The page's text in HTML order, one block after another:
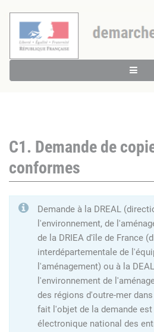
C1. Demande de
conformes
Demande à la DREAL
l'environnement, de
de la DRIEA d'île de France
interdépartementale de
l'aménagement) ou à la
l'environnement de
des régions d'outre-mer
fait l'objet de la demande
électronique national des